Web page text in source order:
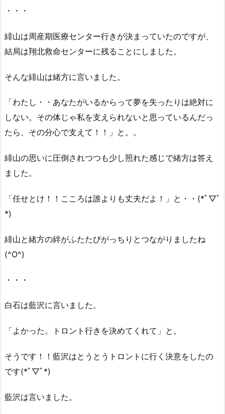
・・・
緋山は周産期医療センター行きが決まっていたのですが、
結局は翔北救命センターに残ることにしました。
そんな緋山は緒方に言いました。
「わたし・・あなたがいるからって夢を失ったりは絶対に
しない。その体じゃ私を支えられないと思っているんだっ
たら、その分心で支えて！！」と。。
緋山の思いに圧倒されつつも少し照れた感じで緒方は答え
ました。
「任せとけ！！こころは誰よりも丈夫だよ！」と・・(*ﾟ▽ﾟ
*)
緋山と緒方の絆がふたたびがっちりとつながりましたね
(^O^)
・・・
白石は藍沢に言いました。
「よかった。トロント行きを決めてくれて」と。
そうです！！藍沢はとうとうトロントに行く決意をしたの
です(*ﾟ▽ﾟ*)
藍沢は言いました。